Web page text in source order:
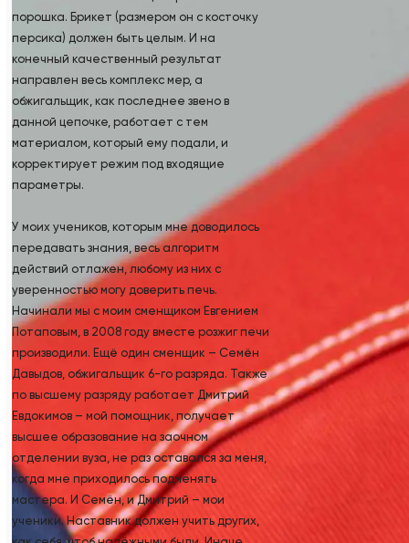
порошка. Брикет (размером он с косточку
персика) должен быть целым. И на
конечный качественный результат
направлен весь комплекс мер, а
обжигальщик, как последнее звено в
данной цепочке, работает с тем
материалом, который ему подали, и
корректирует режим под входящие
параметры.
У моих учеников, которым мне доводилось
передавать знания, весь алгоритм
действий отлажен, любому из них с
уверенностью могу доверить печь.
Начинали мы с моим сменщиком Евгением
Потаповым, в 2008 году вместе розжиг печи
производили. Ещё один сменщик – Семён
Давыдов, обжигальщик 6-го разряда. Также
по высшему разряду работает Дмитрий
Евдокимов – мой помощник, получает
высшее образование на заочном
отделении вуза, не раз оставался за меня,
когда мне приходилось подменять
мастера. И Семён, и Дмитрий – мои
ученики. Наставник должен учить других,